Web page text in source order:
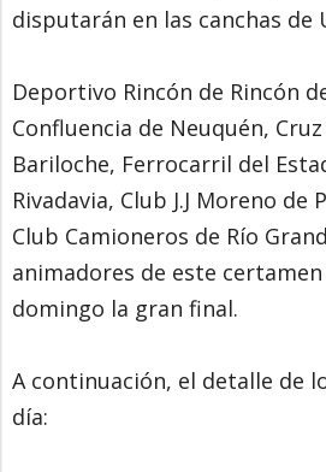
disputarán en las canchas de
Deportivo Rincón de Rincón
Confluencia de Neuquén,
Bariloche, Ferrocarril del
Rivadavia, Club J.J Moreno de
Club Camioneros de Río
animadores de este
domingo la gran final.
A continuación, el detalle de
día: